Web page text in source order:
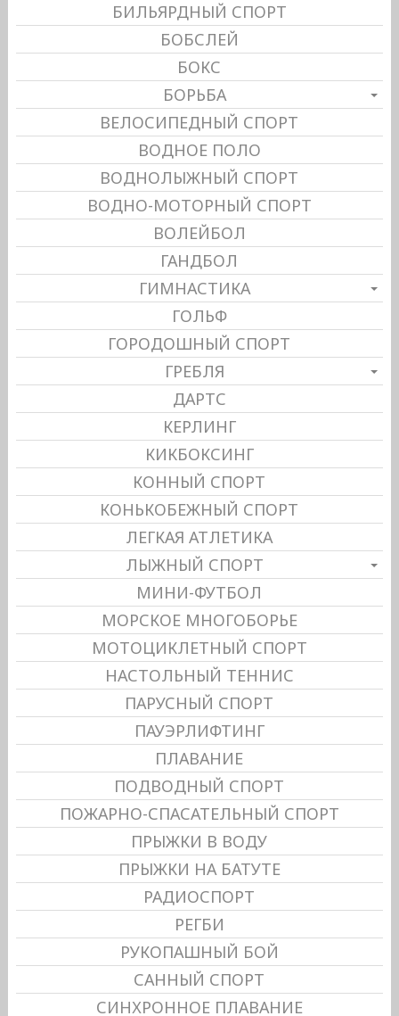
БИЛЬЯРДНЫЙ СПОРТ
БОБСЛЕЙ
БОКС
БОРЬБА
ВЕЛОСИПЕДНЫЙ СПОРТ
ВОДНОЕ ПОЛО
ВОДНОЛЫЖНЫЙ СПОРТ
ВОДНО-МОТОРНЫЙ СПОРТ
ВОЛЕЙБОЛ
ГАНДБОЛ
ГИМНАСТИКА
ГОЛЬФ
ГОРОДОШНЫЙ СПОРТ
ГРЕБЛЯ
ДАРТС
КЕРЛИНГ
КИКБОКСИНГ
КОННЫЙ СПОРТ
КОНЬКОБЕЖНЫЙ СПОРТ
ЛЕГКАЯ АТЛЕТИКА
ЛЫЖНЫЙ СПОРТ
МИНИ-ФУТБОЛ
МОРСКОЕ МНОГОБОРЬЕ
МОТОЦИКЛЕТНЫЙ СПОРТ
НАСТОЛЬНЫЙ ТЕННИС
ПАРУСНЫЙ СПОРТ
ПАУЭРЛИФТИНГ
ПЛАВАНИЕ
ПОДВОДНЫЙ СПОРТ
ПОЖАРНО-СПАСАТЕЛЬНЫЙ СПОРТ
ПРЫЖКИ В ВОДУ
ПРЫЖКИ НА БАТУТЕ
РАДИОСПОРТ
РЕГБИ
РУКОПАШНЫЙ БОЙ
САННЫЙ СПОРТ
СИНХРОННОЕ ПЛАВАНИЕ